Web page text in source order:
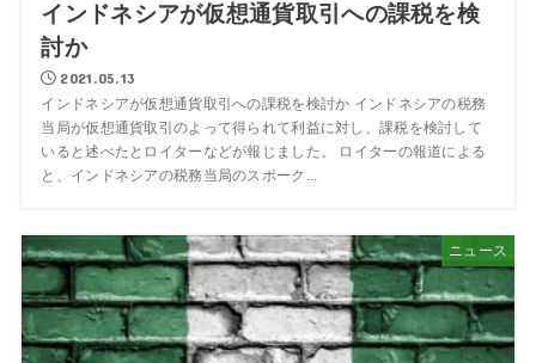
インドネシアが仮想通貨取引への課税を検
討か
2021.05.13
インドネシアが仮想通貨取引への課税を検討か インドネシアの税務
当局が仮想通貨取引のよって得られて利益に対し、課税を検討して
いると述べたとロイターなどが報じました。 ロイターの報道による
と、インドネシアの税務当局のスポーク...
ニュース